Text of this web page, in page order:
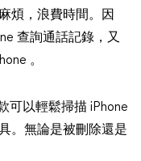
煩，浪費時間。因
查詢通話記錄，又
。
可以輕鬆掃描 iPhone
。無論是被刪除還是